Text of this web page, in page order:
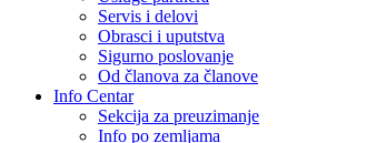
Servis i delovi
Obrasci i uputstva
Sigurno poslovanje
Od članova za članove
Info Centar
Sekcija za preuzimanje
Info po zemljama